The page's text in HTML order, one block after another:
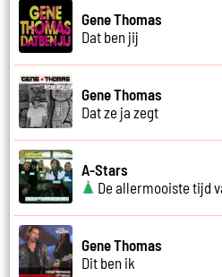
Gene Thomas
Dat ben jij
Gene Thomas
Dat ze ja zegt
A-Stars
De allermooiste tijd
Gene Thomas
Dit ben ik